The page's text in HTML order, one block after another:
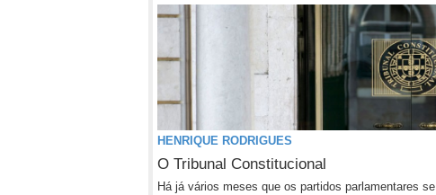
HENRIQUE RODRIGUES
O Tribunal Constitucional
Há já vários meses que os partidos parlamentares se